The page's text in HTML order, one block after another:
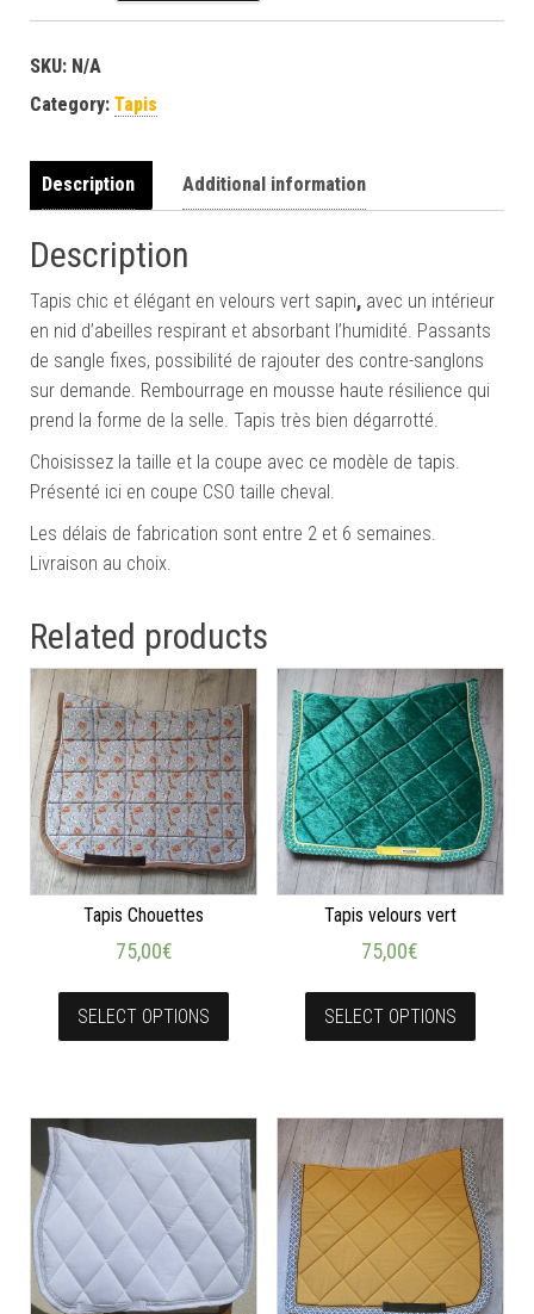
SKU: N/A
Category: Tapis
Description Additional information
Description
Tapis chic et élégant en velours vert sapin, avec un intérieur
en nid d’abeilles respirant et absorbant l’humidité. Passants
de sangle fixes, possibilité de rajouter des contre-sanglons
sur demande. Rembourrage en mousse haute résilience qui
prend la forme de la selle. Tapis très bien dégarrotté.
Choisissez la taille et la coupe avec ce modèle de tapis.
Présenté ici en coupe CSO taille cheval.
Les délais de fabrication sont entre 2 et 6 semaines.
Livraison au choix.
Related products
Tapis Chouettes
75,00€
SELECT OPTIONS
Tapis velours vert
75,00€
SELECT OPTIONS